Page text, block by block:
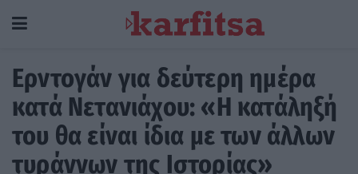
Ερντογάν για δεύτερη ημέρα
κατά Νετανιάχου: «Η κατάληξή
του θα είναι ίδια με των άλλων
τυράννων της Ιστορίας»